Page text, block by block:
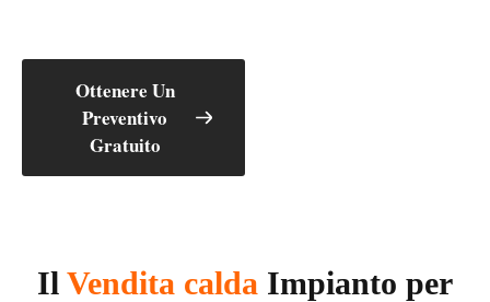
Ottenere Un
Preventivo
Gratuito
Il Vendita calda Impianto per